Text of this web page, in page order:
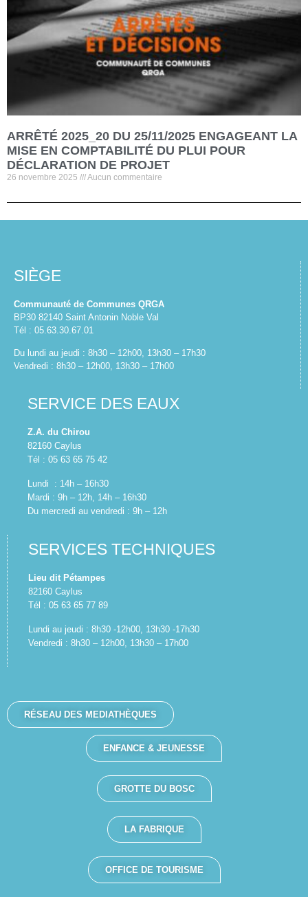
ARRÊTÉ 2025_20 DU 25/11/2025 ENGAGEANT LA
MISE EN COMPTABILITÉ DU PLUI POUR
DÉCLARATION DE PROJET
26 novembre 2025 Aucun commentaire
SIÈGE
Communauté de Communes QRGA
BP30 82140 Saint Antonin Noble Val
Tél : 05.63.30.67.01
Du lundi au jeudi : 8h30 – 12h00, 13h30 – 17h30
Vendredi : 8h30 – 12h00, 13h30 – 17h00
SERVICE DES EAUX
Z.A. du Chirou
82160 Caylus
Tél : 05 63 65 75 42
Lundi : 14h – 16h30
Mardi : 9h – 12h, 14h – 16h30
Du mercredi au vendredi : 9h – 12h
SERVICES TECHNIQUES
Lieu dit Pétampes
82160 Caylus
Tél : 05 63 65 77 89
Lundi au jeudi : 8h30 -12h00, 13h30 -17h30
Vendredi : 8h30 – 12h00, 13h30 – 17h00
RÉSEAU DES MEDIATHÈQUES
ENFANCE & JEUNESSE
GROTTE DU BOSC
LA FABRIQUE
OFFICE DE TOURISME